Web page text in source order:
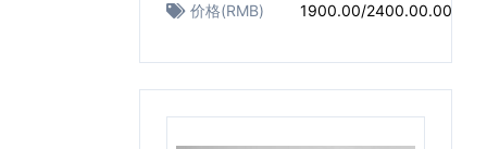
价格(RMB)
1900.00/2400.00.00